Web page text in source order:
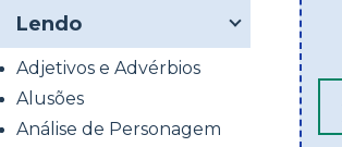
Lendo
Adjetivos e Advérbios
Alusões
Análise de Personagem